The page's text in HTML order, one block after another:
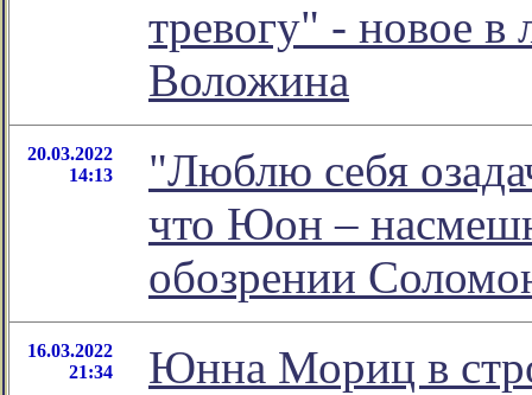
тревогу" - новое в
Воложина
20.03.2022
14:13
"Люблю себя
что Юон –
обозрении
16.03.2022
21:34
Юнна Мориц в